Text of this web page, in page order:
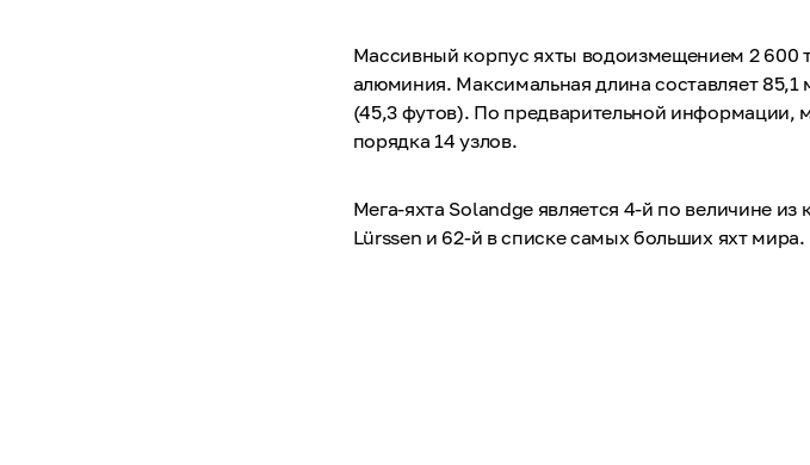
Массивный корпус яхты водоизмещением 2 600
алюминия. Максимальная длина составляет
(45,3 футов). По предварительной информации,
порядка 14 узлов.
Мега-яхта Solandge является 4-й по величине
Lürssen и 62-й в списке самых больших яхт мира.